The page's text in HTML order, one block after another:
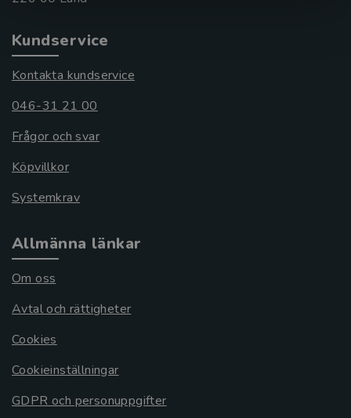
Kundservice
Kontakta kundservice
046-31 21 00
Frågor och svar
Köpvillkor
Systemkrav
Allmänna länkar
Om oss
Avtal och rättigheter
Cookies
Cookieinställningar
GDPR och personuppgifter